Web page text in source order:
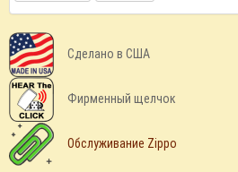
Сделано в США
Фирменный щелчок
Обслуживание Zippo